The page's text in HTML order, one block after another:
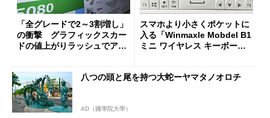
「全グレードで2～3割増し」
の衝撃 グラフィックスカー
ドの値上がりラッシュでアキ
スマホより小さくポケットに
入る「Winmaxle Mobdel B1
ミニ ワイヤレス キーボー
八つの頭と尾を持つ大蛇ーヤマタノオロチ
AD（國學院大學）